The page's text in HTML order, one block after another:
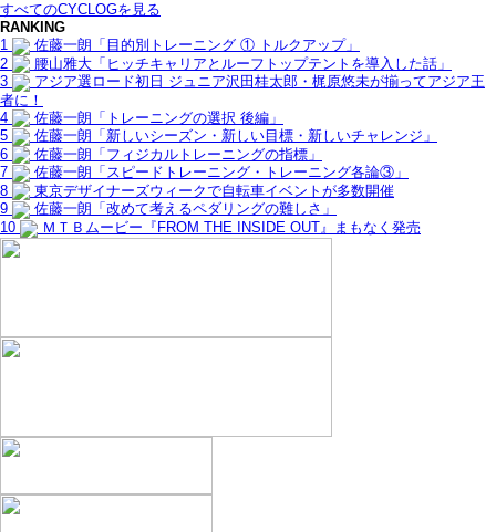
すべてのCYCLOGを見る
RANKING
1
佐藤一朗「目的別トレーニング ① トルクアップ」
2
腰山雅大「ヒッチキャリアとルーフトップテントを導入した話」
3
アジア選ロード初日 ジュニア沢田桂太郎・梶原悠未が揃ってアジア王
者に！
4
佐藤一朗「トレーニングの選択 後編」
5
佐藤一朗「新しいシーズン・新しい目標・新しいチャレンジ」
6
佐藤一朗「フィジカルトレーニングの指標」
7
佐藤一朗「スピードトレーニング・トレーニング各論③」
8
東京デザイナーズウィークで自転車イベントが多数開催
9
佐藤一朗「改めて考えるペダリングの難しさ」
10
ＭＴＢムービー『FROM THE INSIDE OUT』まもなく発売